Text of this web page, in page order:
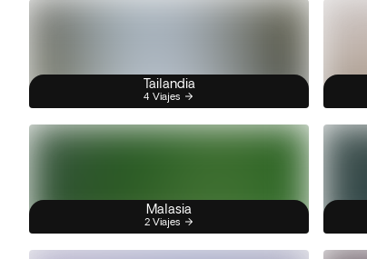
Tailandia
4 Viajes
Malasia
2 Viajes